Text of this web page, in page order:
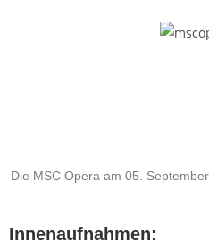
Die MSC Opera am 05.
Innenaufnahmen: